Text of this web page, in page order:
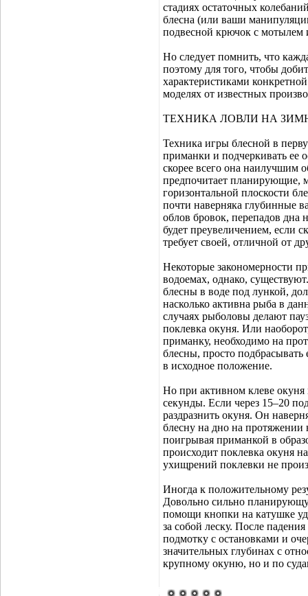
стадиях остаточных
блесна (или ваши
подвесной крючок с
Но следует помнить, что
поэтому для того, чтобы
характеристиками
моделях от известных
ТЕХНИКА ЛОВЛИ НА
Техника игры блесной в
приманки и подчеркивать ее
скорее всего она наилучшим
предпочитает планирующие,
горизонтальной плоскости
почти наверняка глубинные
облов бровок, перепадов дна
будет преувеличением, если
требует своей, отличной от
Некоторые закономерности
водоемах, однако,
блесны в воде под лункой,
насколько активна рыба в
случаях рыболовы делают
поклевка окуня. Или
приманку, необходимо на
блесны, просто подбрасывать
в исходное положение.
Но при активном клеве окуня
секунды. Если через 15–20
раздразнить окуня. Он
блесну на дно на протяжении
поигрывая приманкой в
происходит поклевка окуня
ухищрений поклевки не
Иногда к положительному
Довольно сильно
помощи кнопки на катушке
за собой леску. После
подмотку с остановками и
значительных глубинах с
крупному окуню, но и по